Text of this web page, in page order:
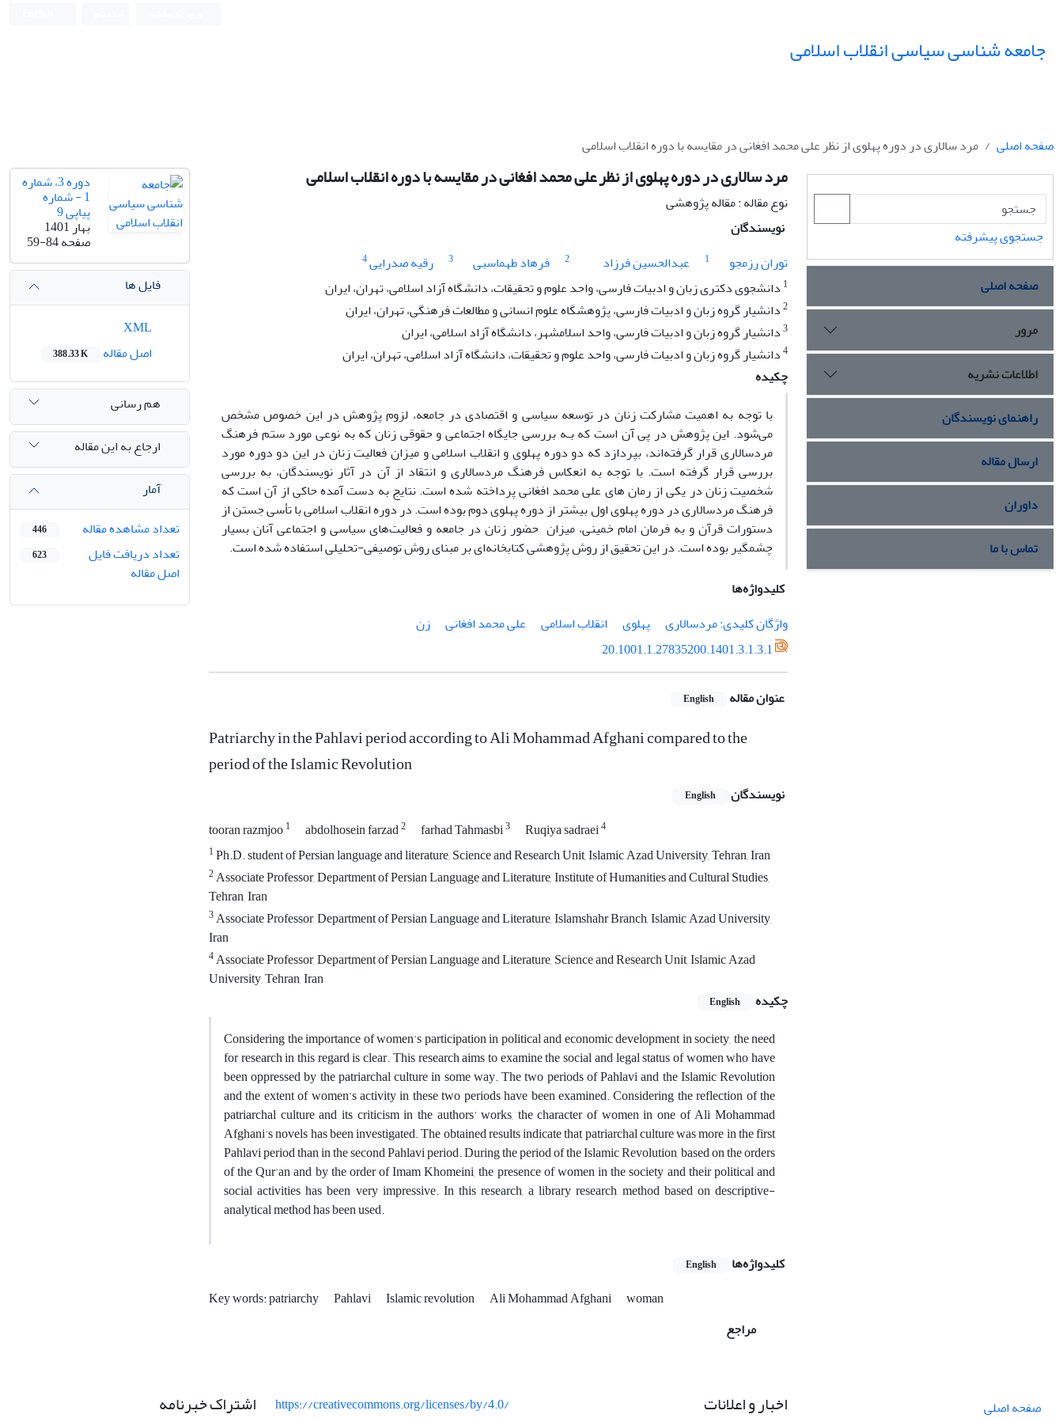
جامعه شناسی سیاسی انقلاب اسلامی
صفحه اصلی مرد سالاری در دوره پهلوی از نظر علی محمد افغانی در مقایسه با دوره انقلاب اسلامی
مرد سالاری در دوره پهلوی از نظر علی محمد افغانی در مقایسه با دوره انقلاب اسلامی
نوع مقاله : مقاله پژوهشی
نویسندگان
توران رزمجو
1 عبدالحسین فرزاد 2 فرهاد طهماسبی 3 رقیه صدرایی4
1 دانشجوی دکتری زبان و ادبیات فارسی، واحد علوم و تحقیقات، دانشگاه آزاد اسلامی، تهران، ایران
2دانشیار گروه زبان و ادبیات فارسی، پژوهشگاه علوم انسانی و مطالعات فرهنگی، تهران، ایران
3دانشیار گروه زبان و ادبیات فارسی، واحد اسلامشهر، دانشگاه آزاد اسلامی، ایران
4دانشیار گروه زبان و ادبیات فارسی، واحد علوم و تحقیقات، دانشگاه آزاد اسلامی، تهران، ایران
چکیده
با توجه به اهمیت مشارکت زنان در توسعه سیاسی و اقتصادی در جامعه، لزوم پژوهش در این خصوص مشخص
می‌شود. این پژوهش در پی آن است که بـه بررسی جایگاه اجتماعی و حقوقی زنان که به نوعی مورد ستم فرهنگ
مردسالاری قرار گرفته‌اند، بپردازد که دو دوره پهلوی و انقلاب اسلامی و میزان فعالیت زنان در این دو دوره مورد
بررسی قرار گرفته است. با توجه به انعکاس فرهنگ مردسالاری و انتقاد از آن در آثار نویسندگان، به بررسی
شخصیت زنان در یکی از رمان های علی محمد افغانی پرداخته شده است. نتایج به دست آمده حاکی از آن است که
فرهنگ مردسالاری در دوره پهلوی اول بیشتر از دوره پهلوی دوم بوده است. در دوره انقلاب اسلامی با تأسی جستن از
دستورات قرآن و به فرمان امام خمینی، میزان حضور زنان در جامعه و فعالیت‌های سیاسی و اجتماعی آنان بسیار
چشمگیر بوده است. در این تحقیق از روش پژوهشی کتابخانه‌ای بر مبنای روش توصیفی-تحلیلی استفاده شده است.
کلیدواژه‌ها
واژگان کلیدی: مردسالاری
پهلوی انقلاب اسلامی علی محمد افغانی
زن
20.1001.1.27835200.1401.3.1.3.1
عنوان مقاله English
Patriarchy in the Pahlavi period according to Ali Mohammad Afghani compared to the
period of the Islamic Revolution
نویسندگان English
tooran razmjoo1 abdolhosein farzad2 farhad Tahmasbi3 Ruqiya sadraei4
1Ph.D. student of Persian language and literature, Science and Research Unit, Islamic Azad University, Tehran, Iran
2Associate Professor, Department of Persian Language and Literature, Institute of Humanities and Cultural Studies,
Tehran, Iran
3Associate Professor, Department of Persian Language and Literature, Islamshahr Branch, Islamic Azad University,
Iran
4Associate Professor, Department of Persian Language and Literature, Science and Research Unit, Islamic Azad
University, Tehran, Iran
چکیده
English
Considering the importance of women's participation in political and economic development in society, the need
for research in this regard is clear. This research aims to examine the social and legal status of women who have
been oppressed by the patriarchal culture in some way. The two periods of Pahlavi and the Islamic Revolution
and the extent of women's activity in these two periods have been examined. Considering the reflection of the
patriarchal culture and its criticism in the authors' works, the character of women in one of Ali Mohammad
Afghani's novels has been investigated. The obtained results indicate that patriarchal culture was more in the first
Pahlavi period than in the second Pahlavi period. During the period of the Islamic Revolution, based on the orders
of the Qur'an and by the order of Imam Khomeini, the presence of women in the society and their political and
social activities has been very impressive. In this research, a library research method based on descriptive-
analytical method has been used.
کلیدواژه‌ها English
Key words: patriarchy Pahlavi Islamic revolution Ali Mohammad Afghani
woman
مراجع
دوره 3، شماره
1 - شماره
پیاپی 9
بهار 1401
صفحه59-84
فایل ها
اصل مقاله
388.33 K
هم رسانی
ارجاع به این مقاله
آمار
تعداد مشاهده مقاله
446
تعداد دریافت فایل
اصل مقاله
623
جستجوی پیشرفته
صفحه اصلی
مرور
اطلاعات نشریه
راهنمای نویسندگان
ارسال مقاله
داوران
تماس با ما
صفحه اصلی اخبار و اعلانات https://creativecommons.org/licenses/by/4.0/ اشتراک خبرنامه